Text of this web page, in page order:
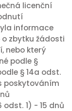
licenční
informace
zbytku žádosti
nebo který
podle §
§ 14a odst.
poskytováním
1) - 15 dnů